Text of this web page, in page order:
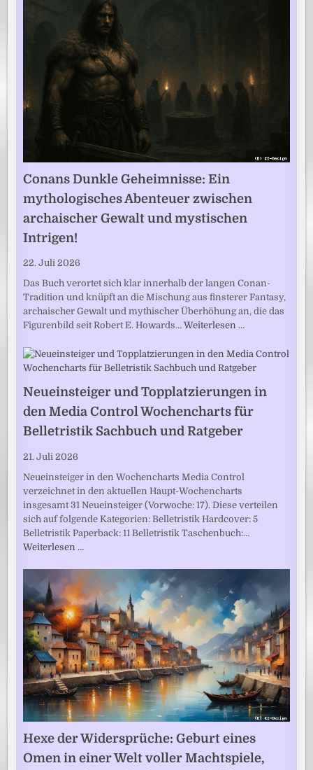
Conans Dunkle Geheimnisse: Ein
mythologisches Abenteuer zwischen
archaischer Gewalt und mystischen
Intrigen!
22. Juli 2026
Das Buch verortet sich klar innerhalb der langen Conan-
Tradition und knüpft an die Mischung aus finsterer Fantasy,
archaischer Gewalt und mythischer Überhöhung an, die das
Figurenbild seit Robert E. Howards…Weiterlesen …
Neueinsteiger und Topplatzierungen in
den Media Control Wochencharts für
Belletristik Sachbuch und Ratgeber
21. Juli 2026
Neueinsteiger in den Wochencharts Media Control
verzeichnet in den aktuellen Haupt-Wochencharts
insgesamt 31 Neueinsteiger (Vorwoche: 17). Diese verteilen
sich auf folgende Kategorien: Belletristik Hardcover: 5
Belletristik Paperback: 11 Belletristik Taschenbuch:…
Weiterlesen …
Hexe der Widersprüche: Geburt eines
Omen in einer Welt voller Machtspiele,